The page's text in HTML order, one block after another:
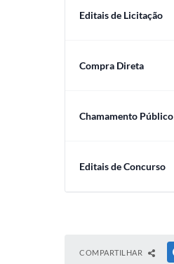
Editais de Licitação
Compra Direta
Chamamento Público
Editais de Concurso
COMPARTILHAR